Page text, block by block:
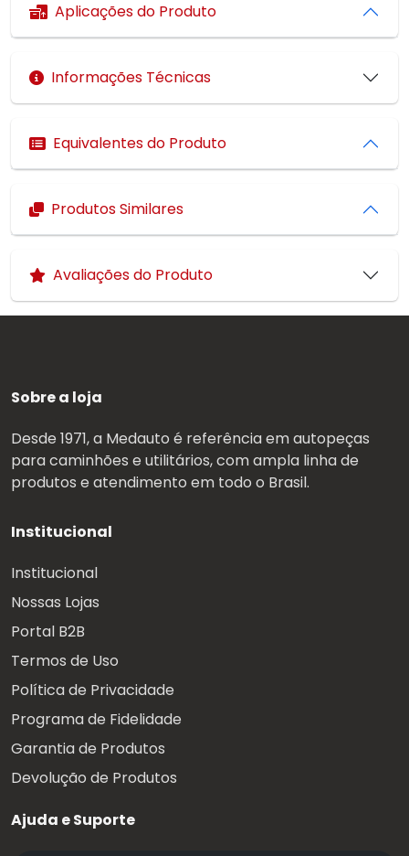
Aplicações do Produto
Informações Técnicas
Equivalentes do Produto
Produtos Similares
Avaliações do Produto
Sobre a loja
Desde 1971, a Medauto é referência em autopeças
para caminhões e utilitários, com ampla linha de
produtos e atendimento em todo o Brasil.
Institucional
Institucional
Nossas Lojas
Portal B2B
Termos de Uso
Política de Privacidade
Programa de Fidelidade
Garantia de Produtos
Devolução de Produtos
Ajuda e Suporte